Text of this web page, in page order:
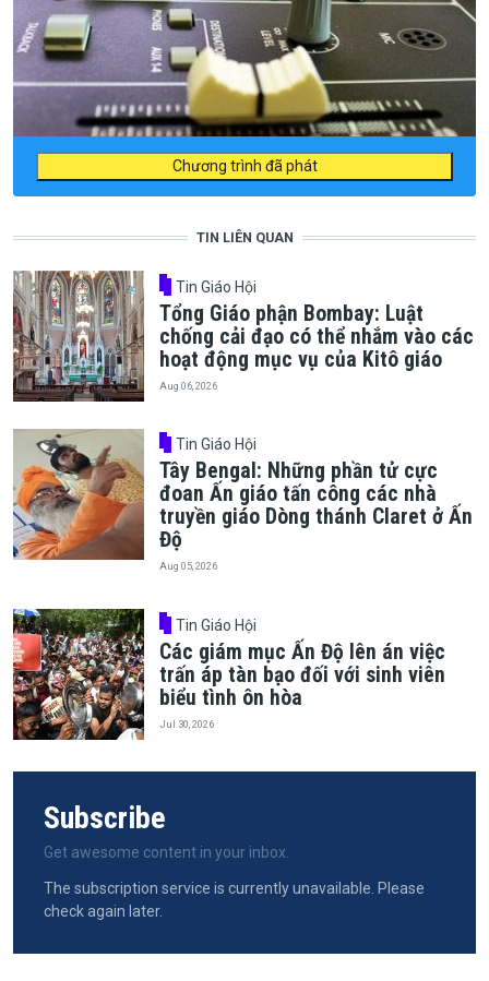
Chương trình đã phát
TIN LIÊN QUAN
Tin Giáo Hội
Tổng Giáo phận Bombay: Luật
chống cải đạo có thể nhắm vào các
hoạt động mục vụ của Kitô giáo
Aug 06, 2026
Tin Giáo Hội
Tây Bengal: Những phần tử cực
đoan Ấn giáo tấn công các nhà
truyền giáo Dòng thánh Claret ở Ấn
Độ
Aug 05, 2026
Tin Giáo Hội
Các giám mục Ấn Độ lên án việc
trấn áp tàn bạo đối với sinh viên
biểu tình ôn hòa
Jul 30, 2026
Subscribe
Get awesome content in your inbox.
The subscription service is currently unavailable. Please
check again later.